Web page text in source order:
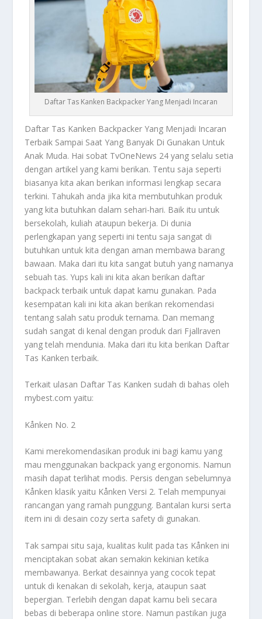
Daftar Tas Kanken Backpacker Yang Menjadi Incaran
Daftar Tas Kanken Backpacker Yang Menjadi Incaran
Terbaik Sampai Saat Yang Banyak Di Gunakan Untuk
Anak Muda. Hai sobat TvOneNews 24 yang selalu setia
dengan artikel yang kami berikan. Tentu saja seperti
biasanya kita akan berikan informasi lengkap secara
terkini. Tahukah anda jika kita membutuhkan produk
yang kita butuhkan dalam sehari-hari. Baik itu untuk
bersekolah, kuliah ataupun bekerja. Di dunia
perlengkapan yang seperti ini tentu saja sangat di
butuhkan untuk kita dengan aman membawa barang
bawaan. Maka dari itu kita sangat butuh yang namanya
sebuah tas. Yups kali ini kita akan berikan daftar
backpack terbaik untuk dapat kamu gunakan. Pada
kesempatan kali ini kita akan berikan rekomendasi
tentang salah satu produk ternama. Dan memang
sudah sangat di kenal dengan produk dari Fjallraven
yang telah mendunia. Maka dari itu kita berikan Daftar
Tas Kanken terbaik.
Terkait ulasan Daftar Tas Kanken sudah di bahas oleh
mybest.com yaitu:
Kånken No. 2
Kami merekomendasikan produk ini bagi kamu yang
mau menggunakan backpack yang ergonomis. Namun
masih dapat terlihat modis. Persis dengan sebelumnya
Kånken klasik yaitu Kånken Versi 2. Telah mempunyai
rancangan yang ramah punggung. Bantalan kursi serta
item ini di desain cozy serta safety di gunakan.
Tak sampai situ saja, kualitas kulit pada tas Kånken ini
menciptakan sobat akan semakin kekinian ketika
membawanya. Berkat desainnya yang cocok tepat
untuk di kenakan di sekolah, kerja, ataupun saat
bepergian. Terlebih dengan dapat kamu beli secara
bebas di beberapa online store. Namun pastikan juga